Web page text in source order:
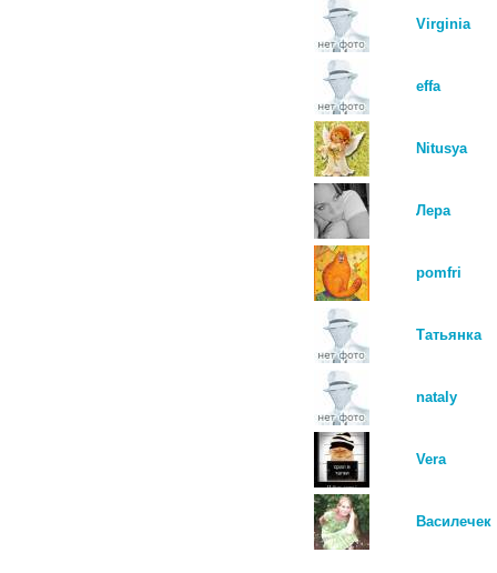
Virginia
effa
Nitusya
Лера
pomfri
Татьянка
nataly
Vera
Василечек